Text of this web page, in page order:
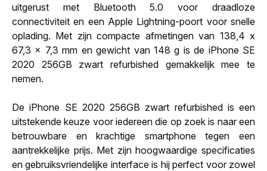
uitgerust met Bluetooth 5.0 voor draadloze
connectiviteit en een Apple Lightning-poort voor snelle
oplading. Met zijn compacte afmetingen van 138,4 x
67,3 x 7,3 mm en gewicht van 148 g is de iPhone SE
2020 256GB zwart refurbished gemakkelijk mee te
nemen.
De iPhone SE 2020 256GB zwart refurbished is een
uitstekende keuze voor iedereen die op zoek is naar een
betrouwbare en krachtige smartphone tegen een
aantrekkelijke prijs. Met zijn hoogwaardige specificaties
en gebruiksvriendelijke interface is hij perfect voor zowel